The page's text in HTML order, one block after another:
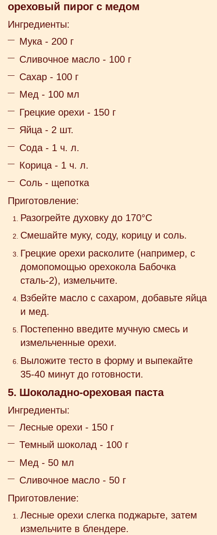
ореховый пирог с медом
Ингредиенты:
Мука - 200 г
Сливочное масло - 100 г
Сахар - 100 г
Мед - 100 мл
Грецкие орехи - 150 г
Яйца - 2 шт.
Сода - 1 ч. л.
Корица - 1 ч. л.
Соль - щепотка
Приготовление:
Разогрейте духовку до 170°C
Смешайте муку, соду, корицу и соль.
Грецкие орехи расколите (например, с
домопомощью орехокола Бабочка
сталь-2), измельчите.
Взбейте масло с сахаром, добавьте яйца
и мед.
Постепенно введите мучную смесь и
измельченные орехи.
Выложите тесто в форму и выпекайте
35-40 минут до готовности.
5. Шоколадно-ореховая паста
Ингредиенты:
Лесные орехи - 150 г
Темный шоколад - 100 г
Мед - 50 мл
Сливочное масло - 50 г
Приготовление:
Лесные орехи слегка поджарьте, затем
измельчите в блендере.